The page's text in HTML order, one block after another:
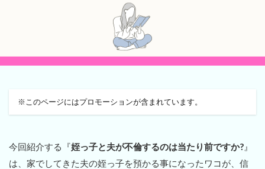
※このページにはプロモーションが含まれています。
今回紹介する『姪っ子と夫が不倫するのは当たり前ですか? 』
は、家でしてきた夫の姪っ子を預かる事になったワコが、信